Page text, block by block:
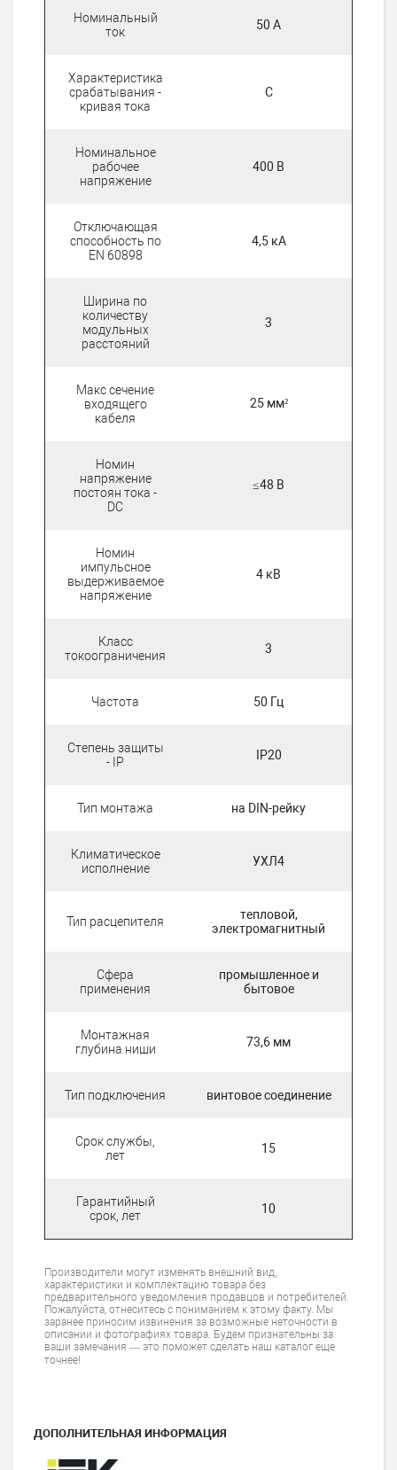
Номинальный
ток
50 А
Характеристика
срабатывания -
кривая тока
C
Номинальное
рабочее
напряжение
400 В
Отключающая
способность по
EN 60898
4,5 кА
Ширина по
количеству
модульных
расстояний
3
Макс сечение
входящего
кабеля
25 мм²
Номин
напряжение
постоян тока -
DC
≤48 В
Номин
импульсное
выдерживаемое
напряжение
4 кВ
Класс
токоограничения
3
Частота 50 Гц
Степень защиты
- IP
IP20
Тип монтажа на DIN-рейку
Климатическое
исполнение
УХЛ4
Тип расцепителя
тепловой,
электромагнитный
Сфера
применения
промышленное и
бытовое
Монтажная
глубина ниши
73,6 мм
Тип подключения винтовое соединение
Срок службы,
лет
15
Гарантийный
срок, лет
10
Производители могут изменять внешний вид,
характеристики и комплектацию товара без
предварительного уведомления продавцов и потребителей.
Пожалуйста, отнеситесь с пониманием к этому факту. Мы
заранее приносим извинения за возможные неточности в
описании и фотографиях товара. Будем признательны за
ваши замечания — это поможет сделать наш каталог еще
точнее!
ДОПОЛНИТЕЛЬНАЯ ИНФОРМАЦИЯ